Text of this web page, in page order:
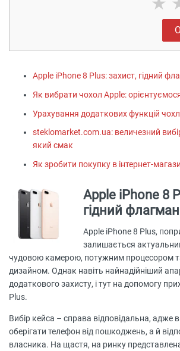
Apple iPhone 8 Plus: захист, гідний
Як вибрати чохол Apple:
Урахування додаткових функцій
steklomarket.com.ua: величезний
який смак
Як зробити покупку в інтернет-
Apple iPhone 8
гідний
Apple iPhone 8 Plus,
залишається
чудовою камерою, потужним процесором
дизайном. Однак навіть найнадійніший
додаткового захисту, і тут на допомогу
Plus.
Вибір кейса – справа відповідальна, адже
оберігати телефон від пошкоджень, а й
власника. На щастя, на ринку